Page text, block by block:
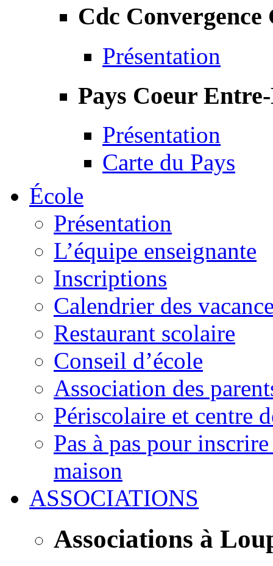
Cdc Convergence
Présentation
Pays Coeur
Présentation
Carte du Pays
École
Présentation
L’équipe enseignante
Inscriptions
Calendrier des
Restaurant scolaire
Conseil d’école
Association des
Périscolaire et centre
Pas à pas pour
maison
ASSOCIATIONS
Associations à